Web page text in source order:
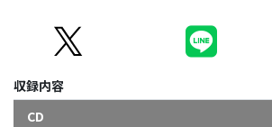
収録内容
CD